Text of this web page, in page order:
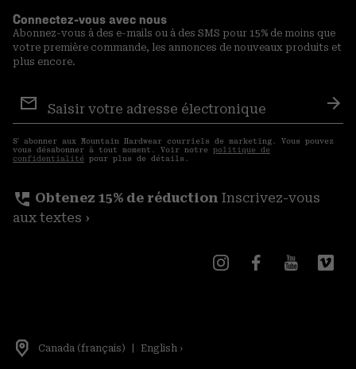
Connectez-vous avec nous
Abonnez-vous à des e-mails ou à des SMS pour 15% de moins que
votre première commande, les annonces de nouveaux produits et
plus encore.
aux
courriels
S′ abonner aux Mountain Hardwear courriels de marketing. Vous pouvez
vous désabonner à tout moment. Voir notre politique de
confidentialité pour plus de détails.
perm_phone_msg Obtenez 15% de réduction Inscrivez-vous
aux textes ›
Canada (français) English ›